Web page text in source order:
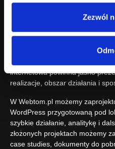
Zezwól
Stargard -
stronie internetowej
z Pomorza Zachodniego albo
internetowa powinna jasno
realizacje, obszar działania i
W Webtom.pl możemy
WordPress przygotowaną pod
szybkie działanie, analitykę i
złożonych projektach możemy
case studies, dokumenty do